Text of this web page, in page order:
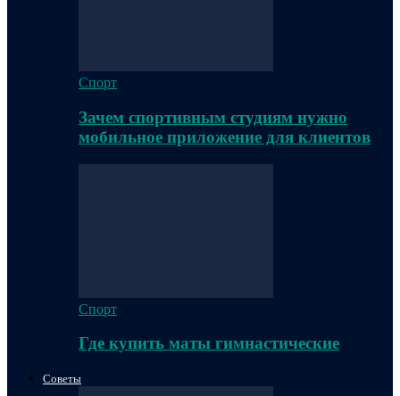
Спорт
Зачем спортивным студиям нужно
мобильное приложение для клиентов
Спорт
Где купить маты гимнастические
Советы